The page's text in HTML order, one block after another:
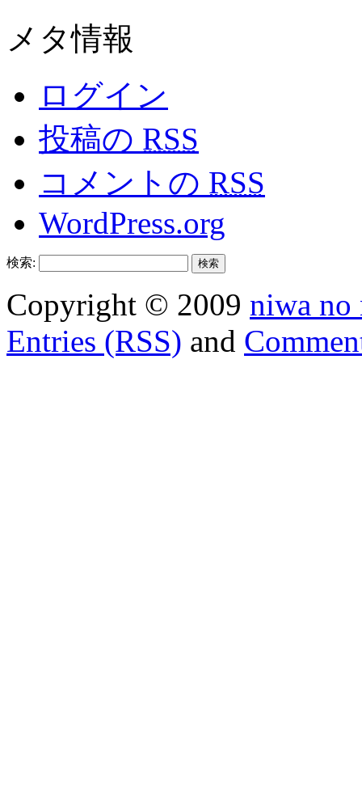
メタ情報
ログイン
投稿の RSS
コメントの RSS
WordPress.org
検索:
Copyright © 2009 niwa no
Entries (RSS) and